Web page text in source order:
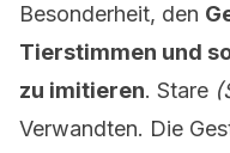
Besonderheit, den
Tierstimmen und
zu imitieren. Stare
Verwandten. Die